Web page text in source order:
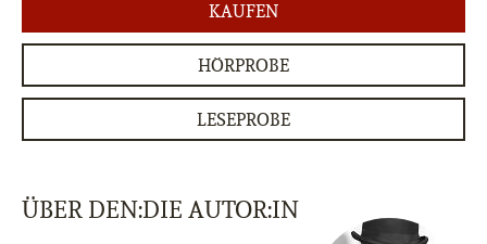
KAUFEN
HÖRPROBE
LESEPROBE
ÜBER DEN:DIE AUTOR:IN